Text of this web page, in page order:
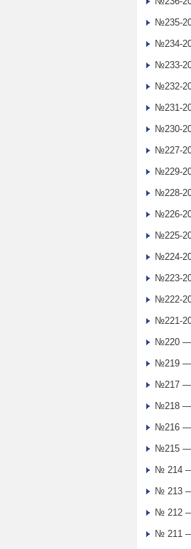
№235-
№234-
№233-
№232-
№231-
№230-
№227-
№229-
№228-
№226-
№225-
№224-
№223-
№222-
№221-
№220 —
№219 —
№217 —
№218 —
№216 —
№215 —
№ 214
№ 213
№ 212
№ 211